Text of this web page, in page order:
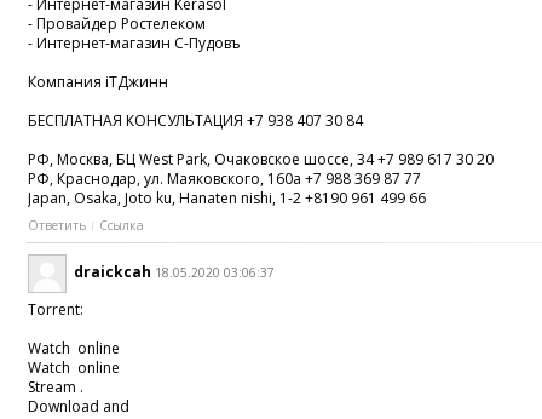
- Интернет-магазин Kerasol
- Провайдер Ростелеком
- Интернет-магазин С-Пудовъ
Компания iTДжинн
БЕСПЛАТНАЯ КОНСУЛЬТАЦИЯ +7 938 407 30 84
РФ, Москва, БЦ West Park, Очаковское шоссе, 34 +7 989 617 30 20
РФ, Краснодар, ул. Маяковского, 160а +7 988 369 87 77
Japan, Osaka, Joto ku, Hanaten nishi, 1-2 +8190 961 499 66
Ответить Ссылка
draickcah 18.05.2020 03:06:37
Torrent:
Watch online
Watch online
Stream .
Download and